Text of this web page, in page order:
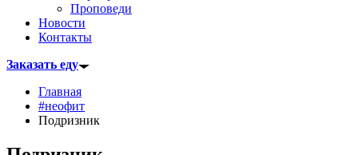
Проповеди
Новости
Контакты
Заказать еду
Главная
#неофит
Подризник